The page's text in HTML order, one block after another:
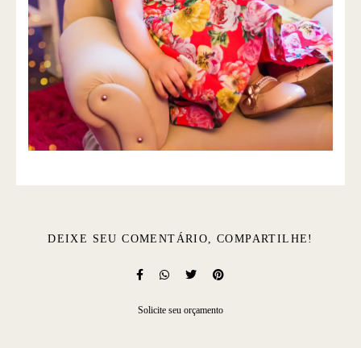
DEIXE SEU COMENTÁRIO, COMPARTILHE!
Solicite seu orçamento